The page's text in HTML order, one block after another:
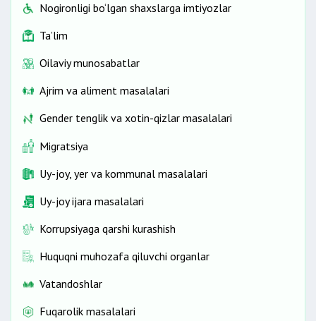
Nogironligi bo‘lgan shaxslarga imtiyozlar
Ta’lim
Oilaviy munosabatlar
Ajrim va aliment masalalari
Gender tenglik va xotin-qizlar masalalari
Migratsiya
Uy-joy, yer va kommunal masalalari
Uy-joy ijara masalalari
Korrupsiyaga qarshi kurashish
Huquqni muhozafa qiluvchi organlar
Vatandoshlar
Fuqarolik masalalari